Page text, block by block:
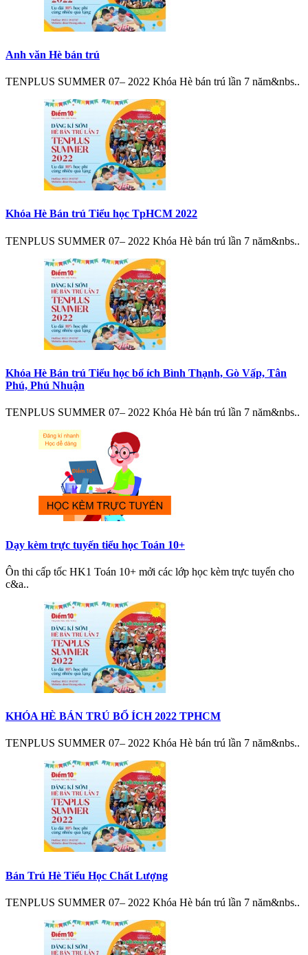
Anh văn Hè bán trú
TENPLUS SUMMER 07– 2022 Khóa Hè bán trú lần 7 năm&nbs..
Khóa Hè Bán trú Tiểu học TpHCM 2022
TENPLUS SUMMER 07– 2022 Khóa Hè bán trú lần 7 năm&nbs..
Khóa Hè Bán trú Tiểu học bổ ích Bình Thạnh, Gò Vấp, Tân
Phú, Phú Nhuận
TENPLUS SUMMER 07– 2022 Khóa Hè bán trú lần 7 năm&nbs..
Dạy kèm trực tuyến tiểu học Toán 10+
Ôn thi cấp tốc HK1 Toán 10+ mởi các lớp học kèm trực tuyến cho
c&a..
KHÓA HÈ BÁN TRÚ BỔ ÍCH 2022 TPHCM
TENPLUS SUMMER 07– 2022 Khóa Hè bán trú lần 7 năm&nbs..
Bán Trú Hè Tiểu Học Chất Lượng
TENPLUS SUMMER 07– 2022 Khóa Hè bán trú lần 7 năm&nbs..